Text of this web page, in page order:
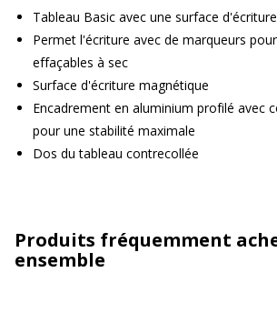
Tableau Basic avec une surface
Permet l'écriture avec de marqueurs
effaçables à sec
Surface d'écriture magnétique
Encadrement en aluminium profilé avec
pour une stabilité maximale
Dos du tableau contrecollée
Produits fréquemment
ensemble